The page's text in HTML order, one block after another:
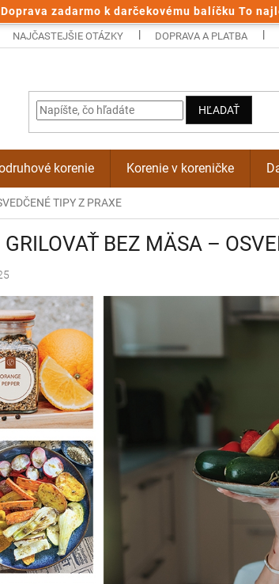
Doprava zadarmo k darčekovému balíčku To
NAJČASTEJŠIE OTÁZKY DOPRAVA A PLATBA
HĽADAŤ
korenie Korenie v koreničke
TIPY Z PRAXE
GRILOVAŤ BEZ MÄSA –